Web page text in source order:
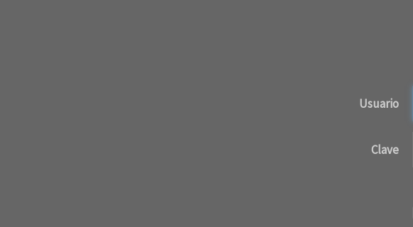
Usuario
Clave